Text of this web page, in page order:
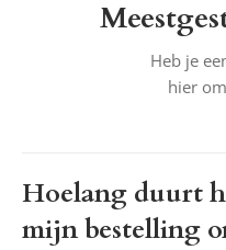
Heb je
hier
Hoelang duurt
mijn bestelling